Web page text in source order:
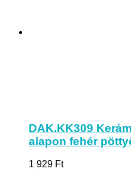
DAK.KK309
alapon fehér
1 929 Ft